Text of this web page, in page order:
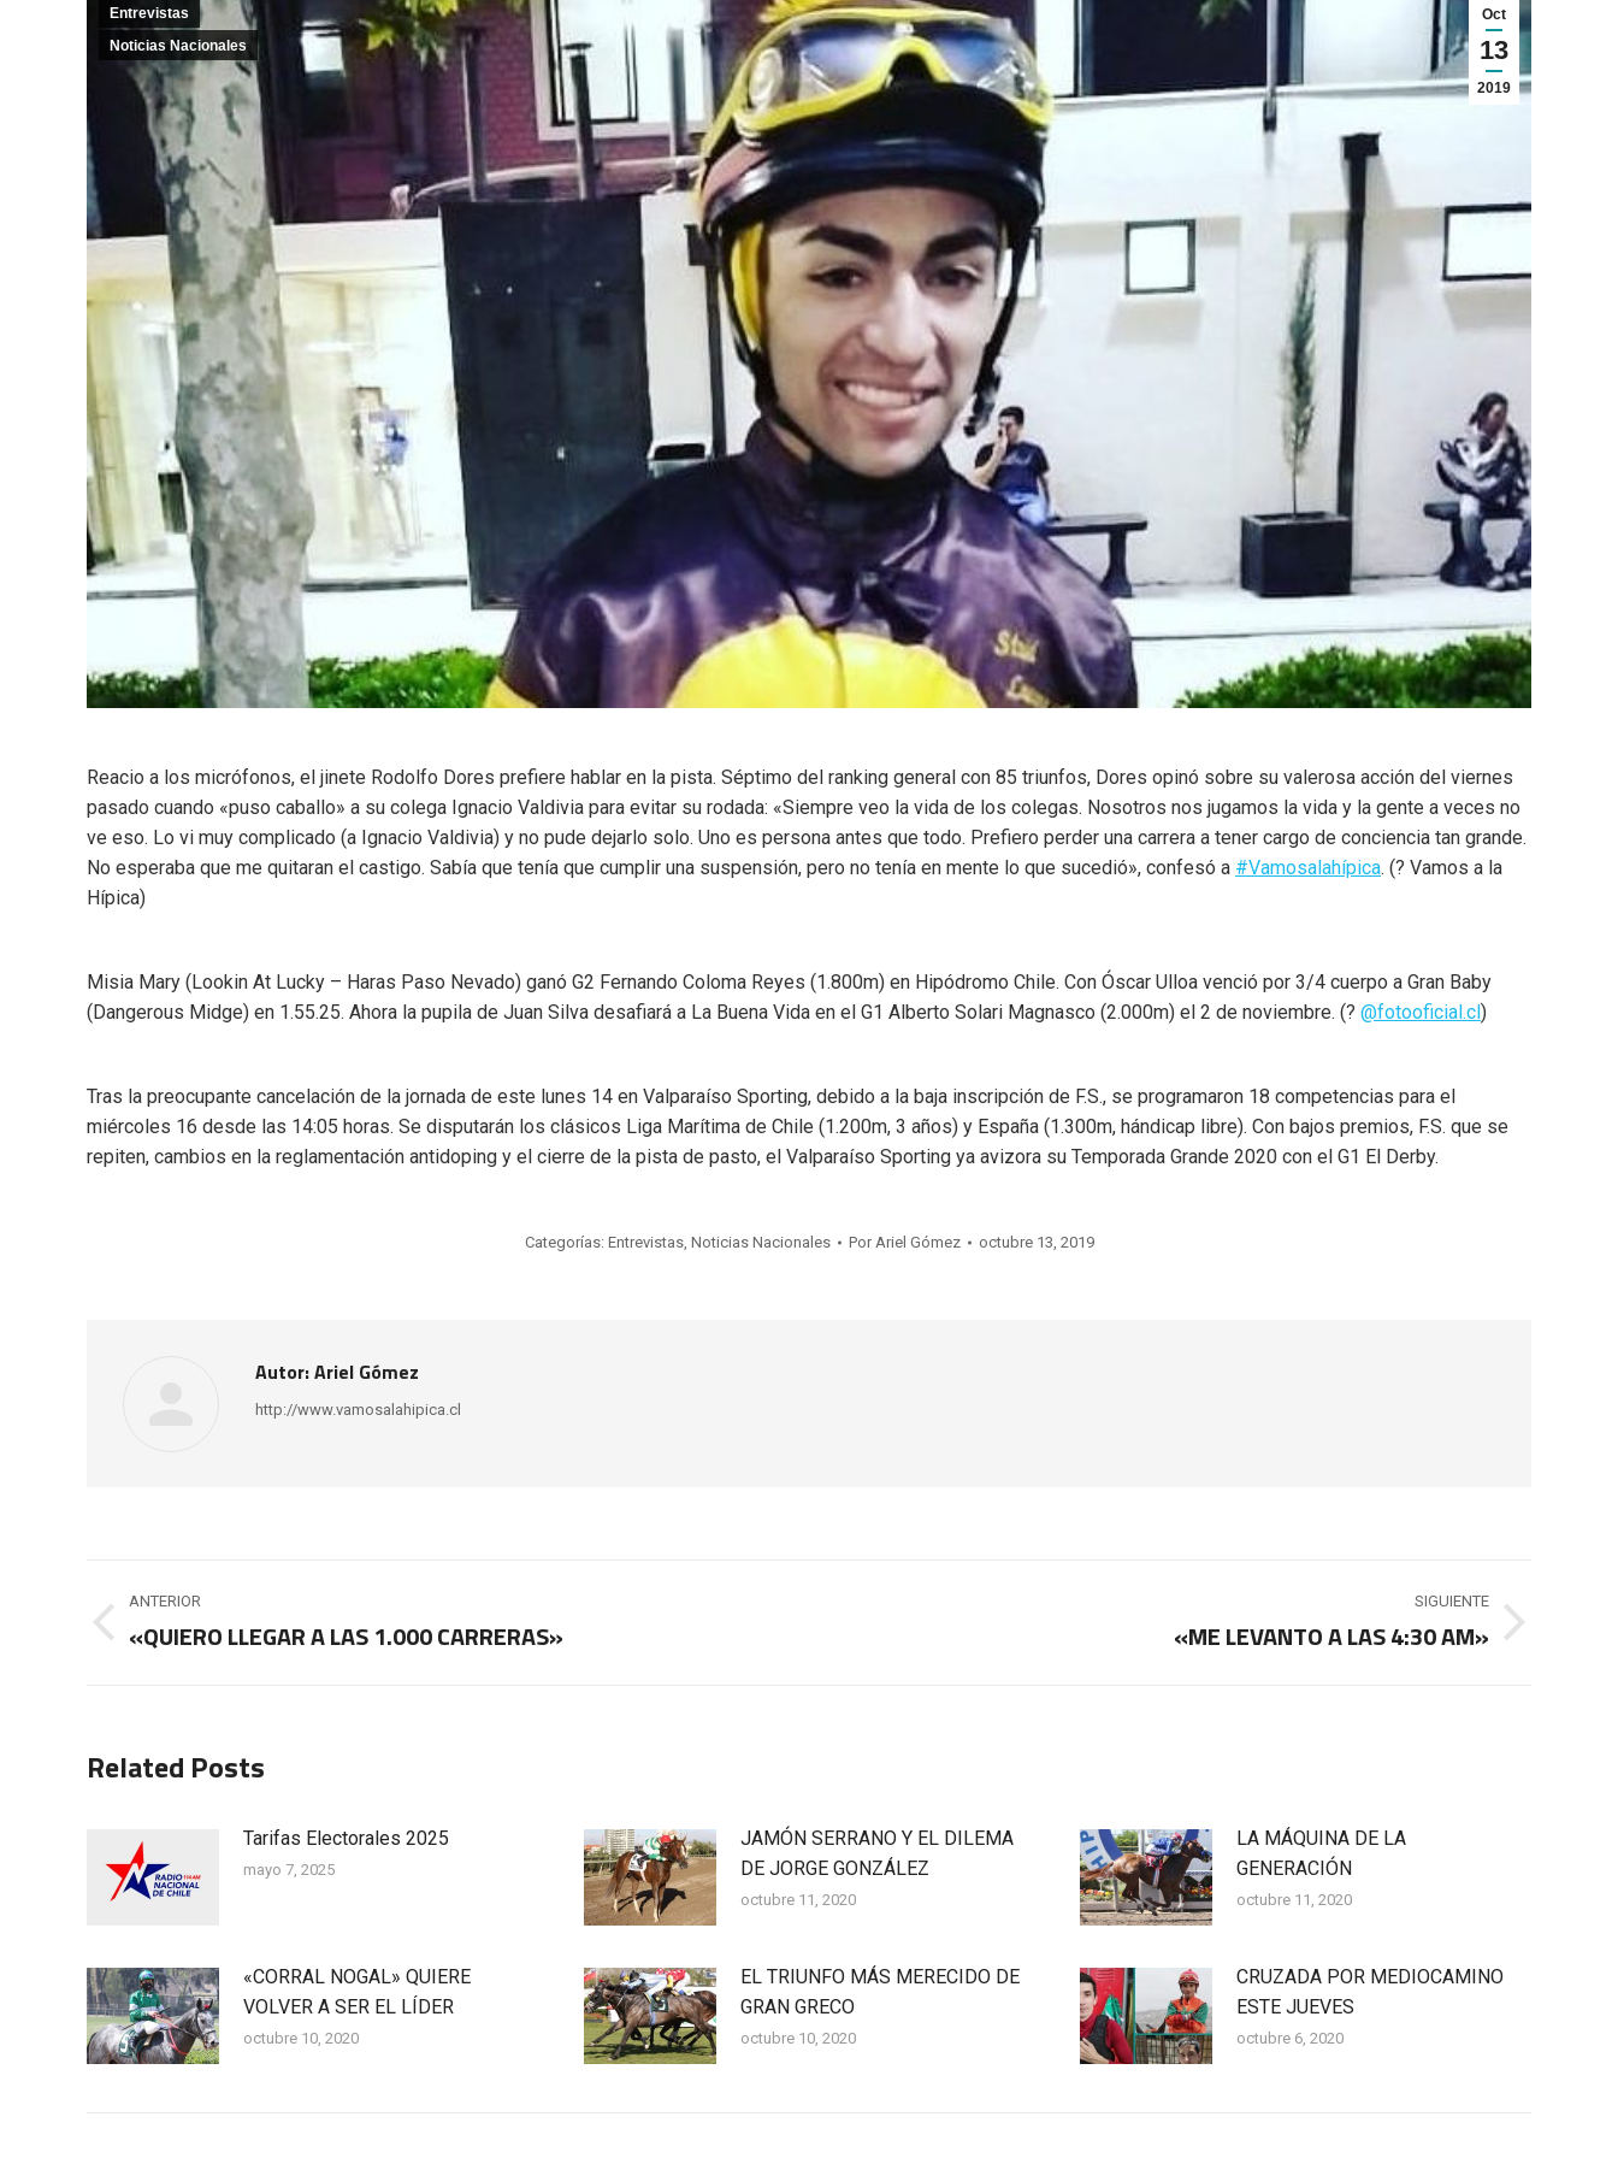
Oct
13
2019
Entrevistas
Noticias Nacionales
Reacio a los micrófonos, el jinete Rodolfo Dores prefiere hablar en la pista. Séptimo del ranking general con 85 triunfos, Dores opinó sobre su valerosa acción del viernes
pasado cuando «puso caballo» a su colega Ignacio Valdivia para evitar su rodada: «Siempre veo la vida de los colegas. Nosotros nos jugamos la vida y la gente a veces no
ve eso. Lo vi muy complicado (a Ignacio Valdivia) y no pude dejarlo solo. Uno es persona antes que todo. Prefiero perder una carrera a tener cargo de conciencia tan grande.
No esperaba que me quitaran el castigo. Sabía que tenía que cumplir una suspensión, pero no tenía en mente lo que sucedió», confesó a #Vamosalahípica. (? Vamos a la
Hípica)
Misia Mary (Lookin At Lucky – Haras Paso Nevado) ganó G2 Fernando Coloma Reyes (1.800m) en Hipódromo Chile. Con Óscar Ulloa venció por 3/4 cuerpo a Gran Baby
(Dangerous Midge) en 1.55.25. Ahora la pupila de Juan Silva desafiará a La Buena Vida en el G1 Alberto Solari Magnasco (2.000m) el 2 de noviembre. (? @fotooficial.cl)
Tras la preocupante cancelación de la jornada de este lunes 14 en Valparaíso Sporting, debido a la baja inscripción de F.S., se programaron 18 competencias para el
miércoles 16 desde las 14:05 horas. Se disputarán los clásicos Liga Marítima de Chile (1.200m, 3 años) y España (1.300m, hándicap libre). Con bajos premios, F.S. que se
repiten, cambios en la reglamentación antidoping y el cierre de la pista de pasto, el Valparaíso Sporting ya avizora su Temporada Grande 2020 con el G1 El Derby.
Categorías: Entrevistas, Noticias Nacionales Por Ariel Gómez octubre 13, 2019
Autor:Ariel Gómez
http://www.vamosalahipica.cl
Navegación
entre
ANTERIOR
Publicación
«QUIERO LLEGAR A LAS 1.000 CARRERAS»
SIGUIENTE
«ME LEVANTO A LAS 4:30 AM»
Related Posts
Tarifas Electorales 2025
mayo 7, 2025
JAMÓN SERRANO Y EL DILEMA
DE JORGE GONZÁLEZ
octubre 11, 2020
LA MÁQUINA DE LA
GENERACIÓN
octubre 11, 2020
«CORRAL NOGAL» QUIERE
VOLVER A SER EL LÍDER
octubre 10, 2020
EL TRIUNFO MÁS MERECIDO DE
GRAN GRECO
octubre 10, 2020
CRUZADA POR MEDIOCAMINO
ESTE JUEVES
octubre 6, 2020